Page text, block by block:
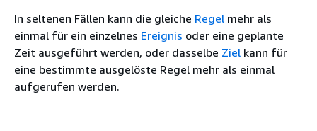
In seltenen Fällen kann die gleiche Regel mehr als
einmal für ein einzelnes Ereignis oder eine geplante
Zeit ausgeführt werden, oder dasselbe Ziel kann für
eine bestimmte ausgelöste Regel mehr als einmal
aufgerufen werden.